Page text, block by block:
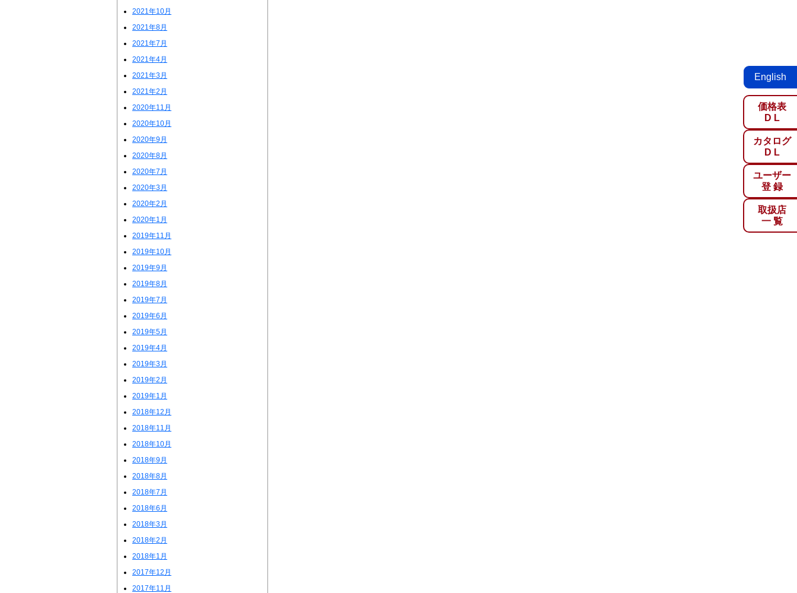
English
価格表
D L
カタログ
D L
ユーザー
登 録
取扱店
一 覧
2021年10月
2021年8月
2021年7月
2021年4月
2021年3月
2021年2月
2020年11月
2020年10月
2020年9月
2020年8月
2020年7月
2020年3月
2020年2月
2020年1月
2019年11月
2019年10月
2019年9月
2019年8月
2019年7月
2019年6月
2019年5月
2019年4月
2019年3月
2019年2月
2019年1月
2018年12月
2018年11月
2018年10月
2018年9月
2018年8月
2018年7月
2018年6月
2018年3月
2018年2月
2018年1月
2017年12月
2017年11月